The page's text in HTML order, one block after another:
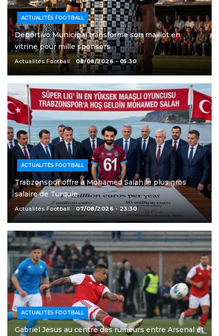
ACTUALITÉS FOOTBALL
Deportivo Municipal transforme son maillot en
vitrine pour mille sponsors
Actualités Football 08/08/2026 - 05:30
ACTUALITÉS FOOTBALL
Trabzonspor offre à Mohamed Salah le plus gros
salaire de Turquie
Actualités Football 07/08/2026 - 23:30
ACTUALITÉS FOOTBALL
Gabriel Jesus au centre des rumeurs entre Arsenal et